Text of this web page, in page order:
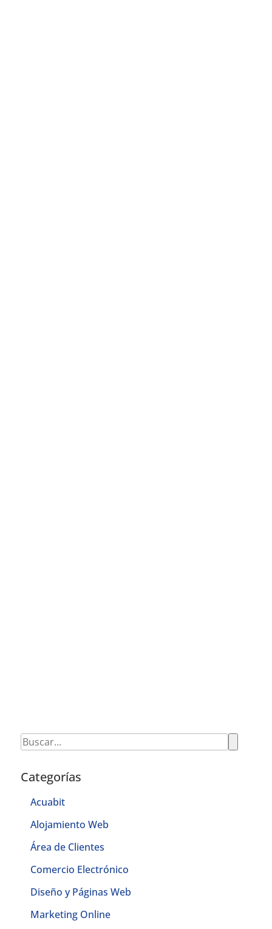
Categorías
Acuabit
Alojamiento Web
Área de Clientes
Comercio Electrónico
Diseño y Páginas Web
Marketing Online